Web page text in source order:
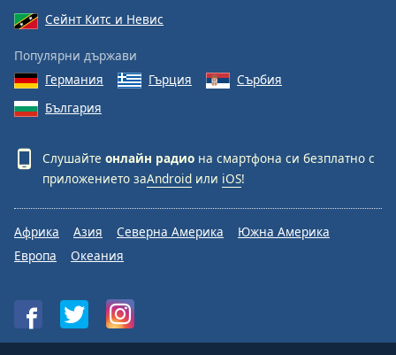
Сейнт Китс и Невис
Популярни държави
Германия
Гърция
Сърбия
България
Слушайте онлайн радио на смартфона си безплатно с
приложението заAndroid или iOS!
Африка Азия Северна Америка
Южна Америка
Европа
Океания